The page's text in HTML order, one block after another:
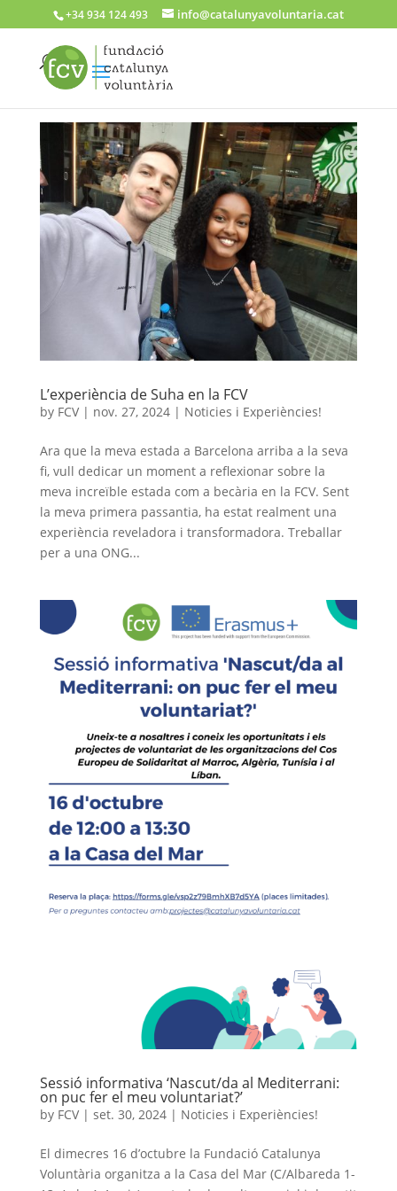
+34 934 124 493 info@catalunyavoluntaria.cat
L’experiència de Suha en la FCV
by FCV| nov. 27, 2024| Noticies i Experiències!
Ara que la meva estada a Barcelona arriba a la seva
fi, vull dedicar un moment a reflexionar sobre la
meva increïble estada com a becària en la FCV. Sent
la meva primera passantia, ha estat realment una
experiència reveladora i transformadora. Treballar
per a una ONG...
Sessió informativa ‘Nascut/da al Mediterrani:
on puc fer el meu voluntariat?’
by FCV| set. 30, 2024| Noticies i Experiències!
El dimecres 16 d’octubre la Fundació Catalunya
Voluntària organitza a la Casa del Mar (C/Albareda 1-